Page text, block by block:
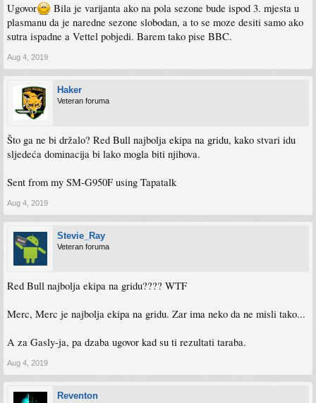
Ugovor
Bila je varijanta ako na pola sezone bude ispod 3. mjesta u
plasmanu da je naredne sezone slobodan, a to se moze desiti samo ako
sutra ispadne a Vettel pobjedi. Barem tako pise BBC.
Aug 4, 2019
Haker
Veteran foruma
Što ga ne bi držalo? Red Bull najbolja ekipa na gridu, kako stvari idu
sljedeća dominacija bi lako mogla biti njihova.
Sent from my SM-G950F using Tapatalk
Aug 4, 2019
Stevie_Ray
Veteran foruma
Red Bull najbolja ekipa na gridu???? WTF
Merc, Merc je najbolja ekipa na gridu. Zar ima neko da ne misli tako...
A za Gasly-ja, pa dzaba ugovor kad su ti rezultati taraba.
Aug 4, 2019
Reventon